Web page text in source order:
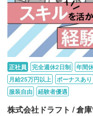
正社員 完全週休2日制 年間
月給25万円以上
ボーナスあり
服装自由
経験者優遇
株式会社ドラフト / 倉